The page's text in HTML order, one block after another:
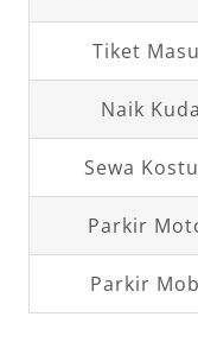
Tiket
Naik Kuda
Sewa
Parkir
Parkir